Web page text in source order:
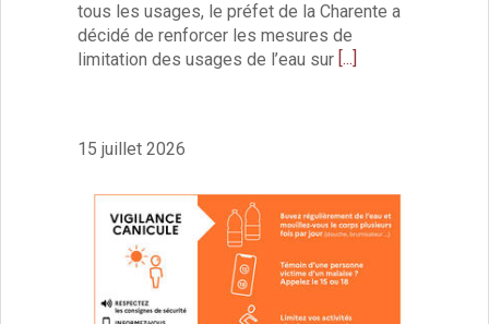
Vie quotidienne
Enfance et jeunesse
Garderies
Centres de loisirs
Solidarité
Services à domicile
Jardins familiaux
La Récré du Jeudi
tous les usages, le préfet de la Charente a
décidé de renforcer les mesures de
limitation des usages de l’eau sur [...]
15 juillet 2026